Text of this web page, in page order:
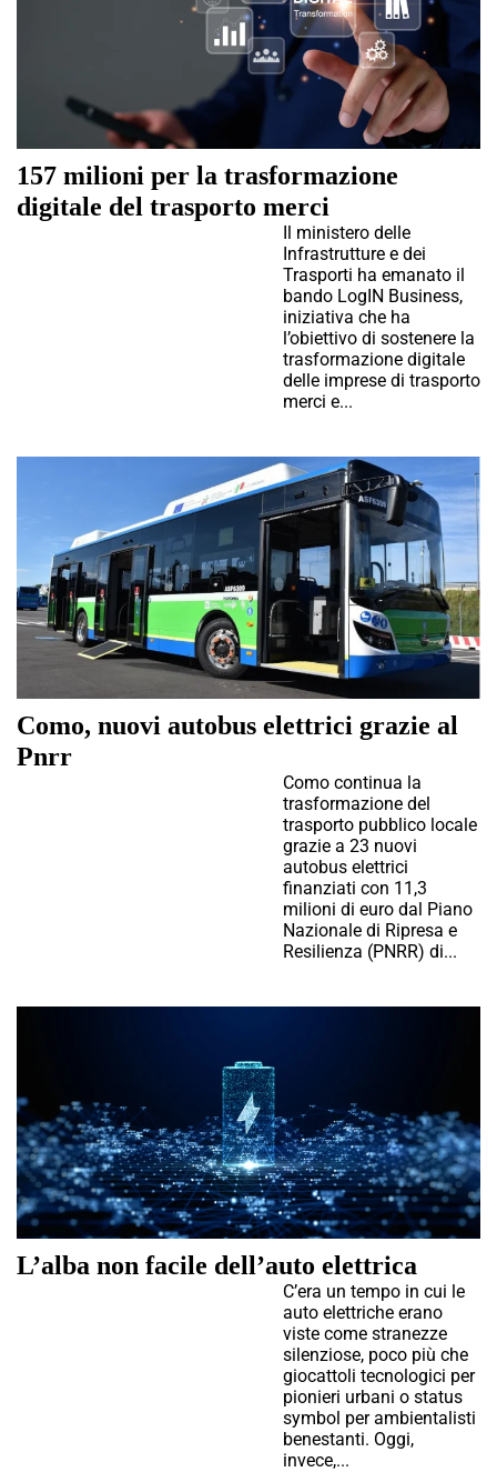
157 milioni per la trasformazione
digitale del trasporto merci
Il ministero delle
Infrastrutture e dei
Trasporti ha emanato il
bando LogIN Business,
iniziativa che ha
l’obiettivo di sostenere la
trasformazione digitale
delle imprese di trasporto
merci e...
Como, nuovi autobus elettrici grazie al
Pnrr
Como continua la
trasformazione del
trasporto pubblico locale
grazie a 23 nuovi
autobus elettrici
finanziati con 11,3
milioni di euro dal Piano
Nazionale di Ripresa e
Resilienza (PNRR) di...
L’alba non facile dell’auto elettrica
C’era un tempo in cui le
auto elettriche erano
viste come stranezze
silenziose, poco più che
giocattoli tecnologici per
pionieri urbani o status
symbol per ambientalisti
benestanti. Oggi,
invece,...